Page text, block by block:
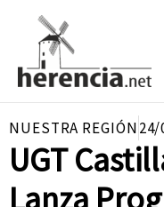
contenido
NUESTRA REGIÓN
UGT